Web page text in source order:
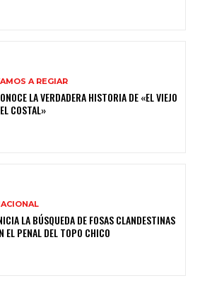
A REGIAR
LA VERDADERA HISTORIA DE «EL VIEJO
COSTAL»
LA BÚSQUEDA DE FOSAS CLANDESTINAS
EL PENAL DEL TOPO CHICO